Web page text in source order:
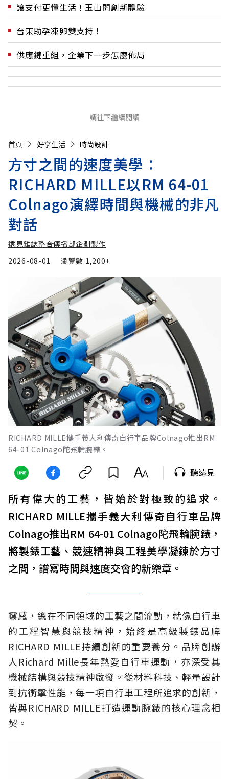
讓支付更懂生活！玉山開創新體驗
台東助孕凍卵雙支持！
供應鏈重組，企業下一步怎麼佈局
請往下繼續閱讀
首頁 好享生活 時尚設計
方寸之間的速度美學：
RICHARD MILLE以RM 64-01
Colnago演繹時間與機械的非凡
對話
遠見雜誌整合傳播部企劃製作
2026-08-01
瀏覽數 1,200+
RICHARD MILLE攜手義大利傳奇自行車品牌Colnago推出RM
64-01 Colnago陀飛輪腕錶。
聽遠見
所有偉大的工藝，皆始於對極致的追求。
RICHARD MILLE攜手義大利傳奇自行車品牌
Colnago推出RM 64-01 Colnago陀飛輪腕錶，
將製錶工藝、競速精神與工程美學凝鍊於方寸
之間，譜寫時間與速度交會的新樂章。
靈感，總在不同領域的工藝之間流動，就像自行車
的工程智慧與競技精神，始終是高級製錶品牌
RICHARD MILLE持續創新的重要養分。品牌創辦
人Richard Mille長年熱愛自行車運動，亦深受其
機械結構與競技精神啟發。從材料科技、輕量設計
到抗衝擊性能，每一項自行車工程所追求的創新，
皆與RICHARD MILLE打造運動腕錶的核心理念相
契。